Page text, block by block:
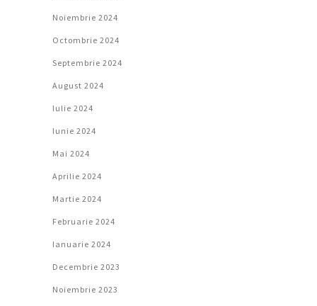
Noiembrie 2024
Octombrie 2024
Septembrie 2024
August 2024
Iulie 2024
Iunie 2024
Mai 2024
Aprilie 2024
Martie 2024
Februarie 2024
Ianuarie 2024
Decembrie 2023
Noiembrie 2023